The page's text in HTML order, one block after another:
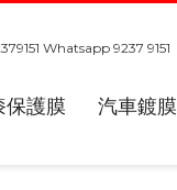
Whatsapp 9237 9151
保護膜 汽車鍍膜